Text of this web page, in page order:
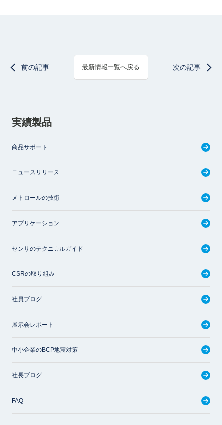
前の記事 最新情報一覧へ戻る 次の記事
実績製品
商品サポート
ニュースリリース
メトロールの技術
アプリケーション
センサのテクニカルガイド
CSRの取り組み
社員ブログ
展示会レポート
中小企業のBCP地震対策
社長ブログ
FAQ